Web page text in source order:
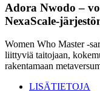
Adora Nwodo –
NexaScale-
Women Who Master -
liittyviä taitojaan,
rakentamaan
LISÄTIETOJA